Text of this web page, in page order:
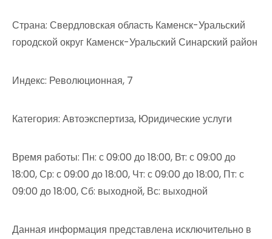
Страна: Свердловская область Каменск-Уральский
городской округ Каменск-Уральский Синарский район
Индекс: Революционная, 7
Категория: Автоэкспертиза, Юридические услуги
Время работы: Пн: с 09:00 до 18:00, Вт: с 09:00 до
18:00, Ср: с 09:00 до 18:00, Чт: с 09:00 до 18:00, Пт: с
09:00 до 18:00, Сб: выходной, Вс: выходной
Данная информация представлена исключительно в